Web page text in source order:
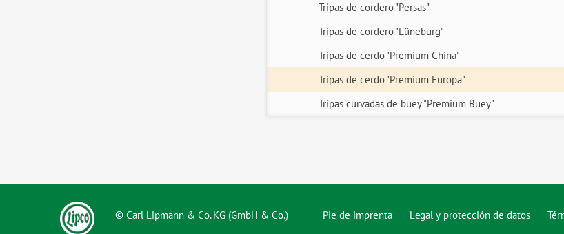
Tripas de cordero "Persas"
Tripas de cordero "Lüneburg"
Tripas de cerdo "Premium China"
Tripas de cerdo "Premium Europa"
Tripas curvadas de buey "Premium Buey"
© Carl Lipmann & Co. KG (GmbH & Co.) Pie de imprenta Legal y protección de datos